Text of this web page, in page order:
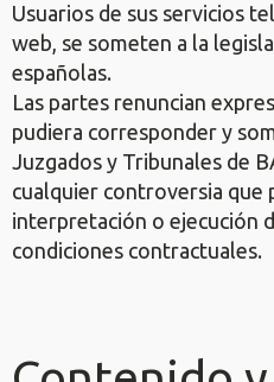
Usuarios de sus servicios
web, se someten a la
españolas.
Las partes renuncian
pudiera corresponder y
Juzgados y Tribunales de
cualquier controversia que
interpretación o ejecución
condiciones contractuales.